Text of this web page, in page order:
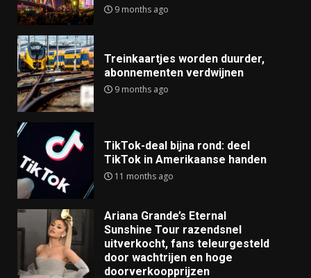
9 months ago
Treinkaartjes worden duurder,
abonnementen verdwijnen
9 months ago
TikTok-deal bijna rond: deel
TikTok in Amerikaanse handen
11 months ago
Ariana Grande’s Eternal
Sunshine Tour razendsnel
uitverkocht, fans teleurgesteld
door wachtrijen en hoge
doorverkoopprijzen